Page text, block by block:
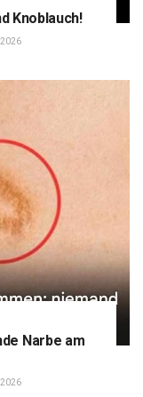
Knoblauch!
Narbe am